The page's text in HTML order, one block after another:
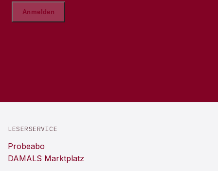
LESERSERVICE
Probeabo
DAMALS Marktplatz